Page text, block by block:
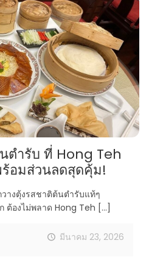
ตำรับ ที่ Hong Teh
อมส่วนลดสุดคุ้ม!
างตุ้งรสชาติต้นตำรับแท้ๆ
ต้องไม่พลาด Hong Teh […]
มีนาคม 23, 2026